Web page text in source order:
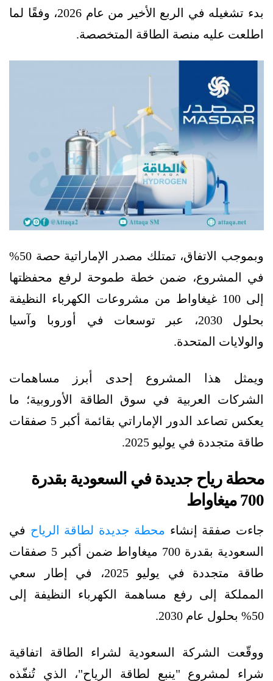
بدء تشغيله في الربع الأخير من عام 2026، وفقًا لما
اطلعت عليه منصة الطاقة المتخصصة.
وبموجب الاتفاق، تمتلك مصدر الإماراتية حصة 50%
في المشروع، ضمن خطة طموحة لرفع محفظتها
إلى 100 غيغاواط من مشروعات الكهرباء النظيفة
بحلول 2030، عبر توسعات في أوروبا وآسيا
والولايات المتحدة.
ويمثل هذا المشروع إحدى أبرز مساهمات
الشركات العربية في سوق الطاقة الأوروبية؛ ما
يعكس تصاعد الدور الإماراتي بقائمة أكبر 5 صفقات
طاقة متجددة في يوليو 2025.
محطة رياح جديدة في السعودية بقدرة
700 ميغاواط
جاءت صفقة إنشاء محطة جديدة لطاقة الرياح في
السعودية بقدرة 700 ميغاواط ضمن أكبر 5 صفقات
طاقة متجددة في يوليو 2025، في إطار سعي
المملكة إلى رفع مساهمة الكهرباء النظيفة إلى
50% بحلول عام 2030.
ووقّعت الشركة السعودية لشراء الطاقة اتفاقية
شراء لمشروع "ينبع لطاقة الرياح"، الذي تُنفّذه